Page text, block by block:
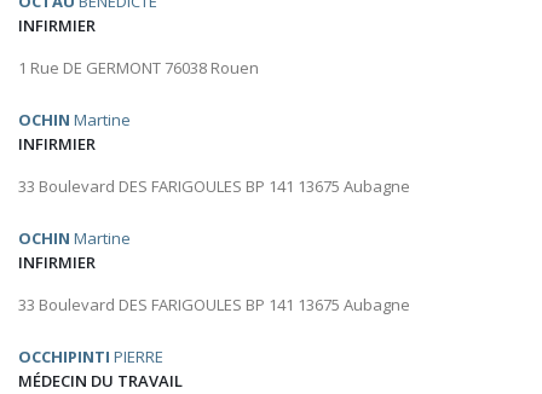
INFIRMIER
1 Rue DE GERMONT 76038 Rouen
OCHIN Martine
INFIRMIER
33 Boulevard DES FARIGOULES BP 141 13675 Aubagne
OCHIN Martine
INFIRMIER
33 Boulevard DES FARIGOULES BP 141 13675 Aubagne
OCCHIPINTI PIERRE
MÉDECIN DU TRAVAIL